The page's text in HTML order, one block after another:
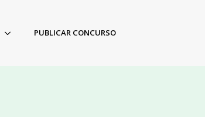
PUBLICAR CONCURSO